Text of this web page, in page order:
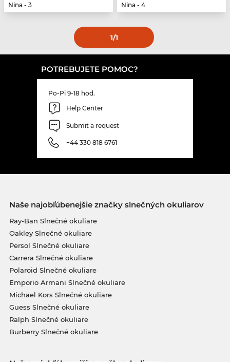
Nina - 3
Nina - 4
1/1
POTREBUJETE POMOC?
Po-Pi 9-18 hod.
Help Center
Submit a request
+44 330 818 6761
Naše najobľúbenejšie značky slnečných okuliarov
Ray-Ban Slnečné okuliare
Oakley Slnečné okuliare
Persol Slnečné okuliare
Carrera Slnečné okuliare
Polaroid Slnečné okuliare
Emporio Armani Slnečné okuliare
Michael Kors Slnečné okuliare
Guess Slnečné okuliare
Ralph Slnečné okuliare
Burberry Slnečné okuliare